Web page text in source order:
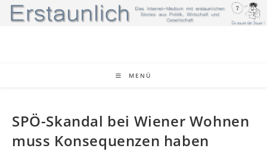
Zum
Inhalt
MENÜ
SPÖ-Skandal bei Wiener Wohnen
muss Konsequenzen haben